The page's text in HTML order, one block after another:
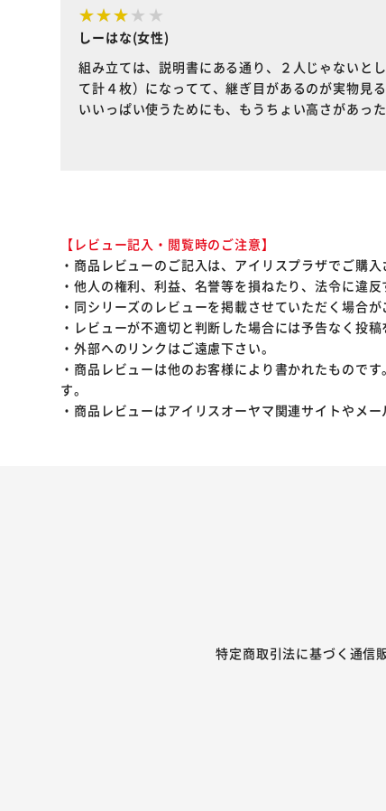
しーはな(女性)
組み立ては、説明書にある通り、２人じゃないと
て計４枚）になってて、継ぎ目があるのが実物見
いいっぱい使うためにも、もうちょい高さがあった
【レビュー記入・閲覧時のご注意】
・商品レビューのご記入は、アイリスプラザでご購
・他人の権利、利益、名誉等を損ねたり、法令に違
・同シリーズのレビューを掲載させていただく場合が
・レビューが不適切と判断した場合には予告なく投稿
・外部へのリンクはご遠慮下さい。
・商品レビューは他のお客様により書かれたもので
す。
・商品レビューはアイリスオーヤマ関連サイトやメ
特定商取引法に基づく通信